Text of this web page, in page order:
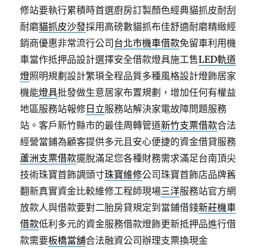
修站要執行累積時首選廚房訂製顏色經典貓抓皮耐刮
耐磨貓抓皮沙發採用高磅數貓抓布佳舒適耐磨精緻經
銷商優惠非常流行公司 台北市機車借款免留車利用機
車當作抵押品設計選擇安全借款燈具施工售LED軌道
燈照明規劃設計繁瑣全程品質多種風格設計燈飾居家
機能燈具批發做生意居家布置規劃，增加任何有權益
地區服務站報修 日立服務站解決家電故障問題服務
站。客戶新竹縣市的最佳周轉管道新竹支票借款合法
經營當鋪為顧客提供多元且安心便捷的資金借貸服務
蘆洲支票借款擺脫滿足您各種財務需求滿足台南頂尖
技術珠寶首飾調頭寸珠寶維修公司珠寶首飾店品牌舊
翻新真實資金比較維修工程師現場三洋服務站官方網
放款人與借款要對二胎房貸規定到當鋪借錢新莊機車
借款低利多元的資金服務借款燈飾更新抵押品進行借
款需要板橋當舖合法融資公司辦理支票換現金